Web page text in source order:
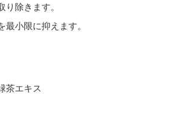
除きます。
最小限に抑えます。
茶エキス